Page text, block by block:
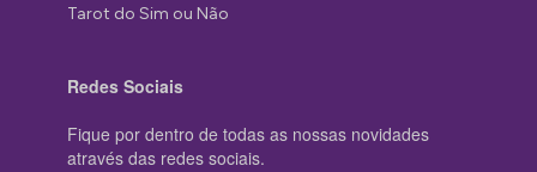
Tarot do Sim ou Não
Redes Sociais
Fique por dentro de todas as nossas novidades
através das redes sociais.